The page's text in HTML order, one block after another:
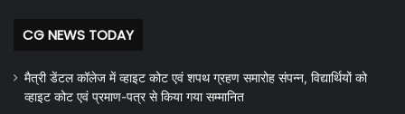
CG NEWS TODAY
मैत्री डेंटल कॉलेज में व्हाइट कोट एवं शपथ ग्रहण समारोह संपन्न, विद्यार्थियों को
व्हाइट कोट एवं प्रमाण-पत्र से किया गया सम्मानित